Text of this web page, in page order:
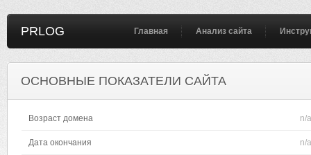
PRLOG Главная Анализ сайта
ОСНОВНЫЕ ПОКАЗАТЕЛИ САЙТА
Возраст домена n/a
Дата окончания n/a